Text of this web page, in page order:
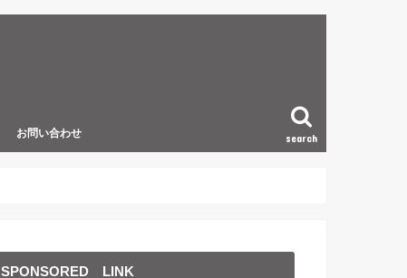
search
お問い合わせ
SPONSORED LINK